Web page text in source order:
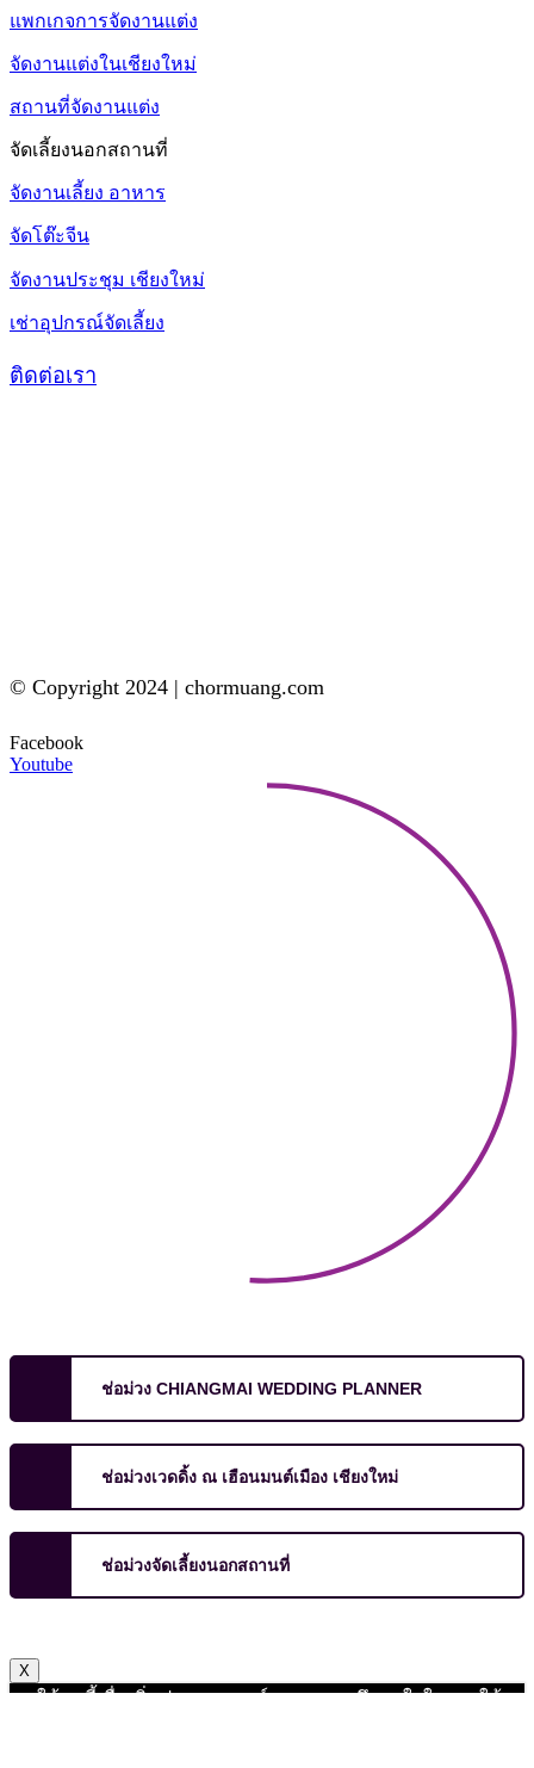
แพกเกจการจัดงานแต่ง
จัดงานแต่งในเชียงใหม่
สถานที่จัดงานแต่ง
จัดเลี้ยงนอกสถานที่
จัดงานเลี้ยง อาหาร
จัดโต๊ะจีน
จัดงานประชุม เชียงใหม่
เช่าอุปกรณ์จัดเลี้ยง
ติดต่อเรา
© Copyright 2024 | chormuang.com
Facebook
Youtube
ช่อม่วง CHIANGMAI WEDDING PLANNER
ช่อม่วงเวดดิ้ง ณ เฮือนมนต์เมือง เชียงใหม่
ช่อม่วงจัดเลี้ยงนอกสถานที่
X
เราใช้คุกกี้เพื่อเพิ่มประสบการณ์ และความพึงพอใจในการใช้